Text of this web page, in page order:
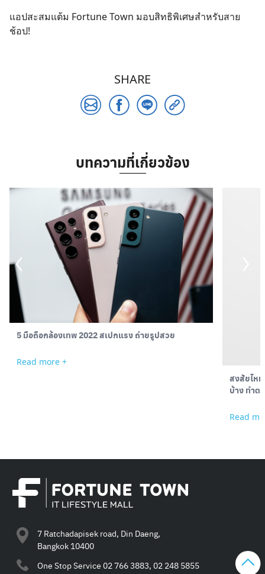
แอปสะสมแต้ม Fortune Town มอบสิทธิพิเศษสำหรับสาย
ช้อป!
SHARE
บทความที่เกี่ยวข้อง
5 มือถือกล้องเทพ 2022 สเปกแรง ถ่ายรูปสวย
Read more +
สงสัยไหม
บ้าง ทำต
Read
7 Ratchadapisek road, Din Daeng,
Bangkok 10400
One Stop Service 02 766 3883, 02 248 5855